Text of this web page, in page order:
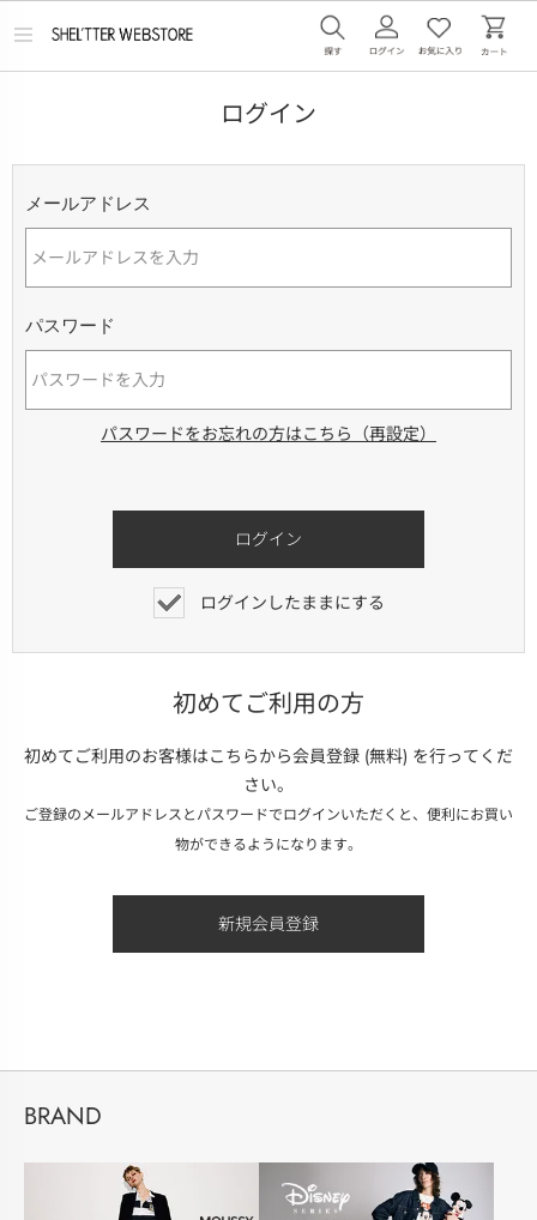
メ
ログイン
メールアドレス
パスワード
パスワードをお忘れの方はこちら（再設定）
ログインしたままにする
初めてご利用の方
初めてご利用のお客様はこちらから会員登録 (無料) を行ってくだ
さい。
ご登録のメールアドレスとパスワードでログインいただくと、便利にお買い
物ができるようになります。
BRAND